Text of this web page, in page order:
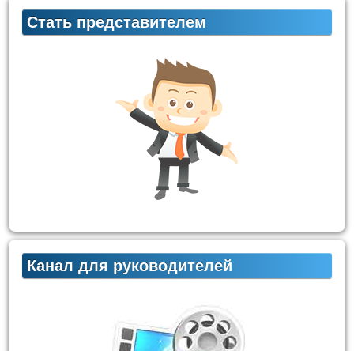
Стать представителем
Канал для руководителей